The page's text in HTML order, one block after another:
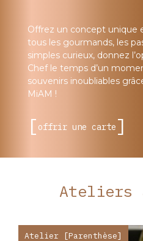
Offrez un concept unique
tous les gourmands, les
simples curieux, donnez
Chef le temps d’un
souvenirs inoubliables
MiAM !
offrir une carte
Ateliers
Atelier [Parenthèse]